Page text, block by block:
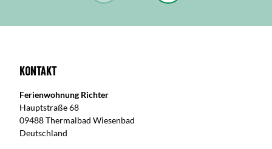
Kontakt
Ferienwohnung Richter
Hauptstraße 68
09488 Thermalbad Wiesenbad
Deutschland